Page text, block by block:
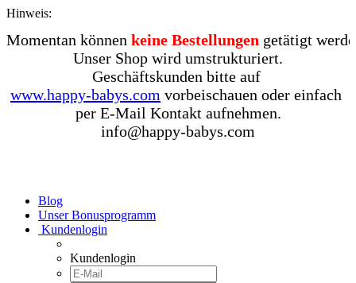
Hinweis:
Momentan können keine Bestellungen getätigt
Unser Shop wird umstrukturiert.
www.happy-babys.com vorbeischauen oder einfach
per E-Mail Kontakt aufnehmen.
Blog
Unser Bonusprogramm
Kundenlogin
Kundenlogin